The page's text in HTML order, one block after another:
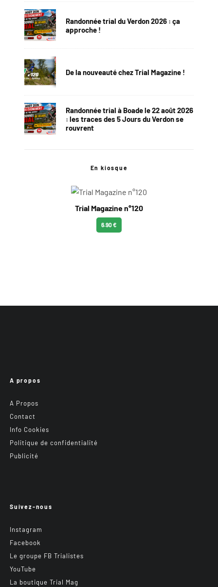
Randonnée trial du Verdon 2026 : ça
approche !
De la nouveauté chez Trial Magazine !
Randonnée trial à Boade le 22 août 2026
: les traces des 5 Jours du Verdon se
rouvrent
En kiosque
Trial Magazine n°120
6.90 €
A propos
A Propos
Contact
Info Cookies
Politique de confidentialité
Publicité
Suivez-nous
Instagram
Facebook
Le groupe FB Trialistes
YouTube
La boutique Trial Mag